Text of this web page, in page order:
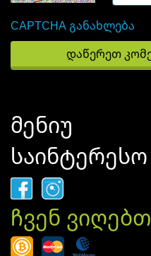
CAPTCHA განახლება
მენიუ
საინტერესო
ჩვენ ვიღებთ